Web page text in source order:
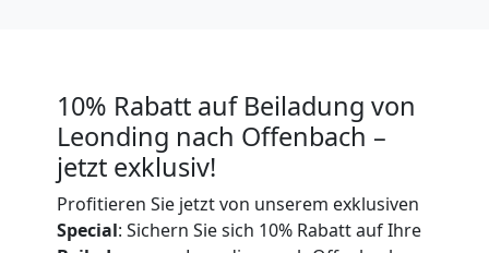
10% Rabatt auf Beiladung von
Leonding nach Offenbach –
jetzt exklusiv!
Profitieren Sie jetzt von unserem exklusiven
Special: Sichern Sie sich 10% Rabatt auf Ihre
Kleiner
Umzug
Leonding